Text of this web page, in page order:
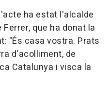
ha estat l'alcalde
que ha donat la
"És casa vostra. Prats
d'acolliment, de
Catalunya i visca la